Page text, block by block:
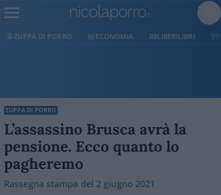
ZUPPA DI PORRO ECONOMIA LIBERILIBRI
ZUPPA DI PORRO
L’assassino Brusca avrà la
pensione. Ecco quanto lo
pagheremo
Rassegna stampa del 2 giugno 2021